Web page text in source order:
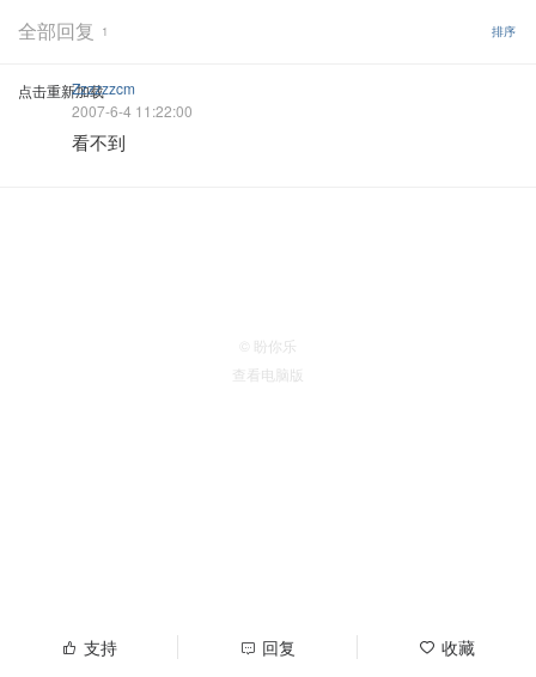
全部回复 1 排序
点击重新加载Zzzzzzcm
2007-6-4 11:22:00
看不到
支持 回复 收藏
© 盼你乐
查看电脑版